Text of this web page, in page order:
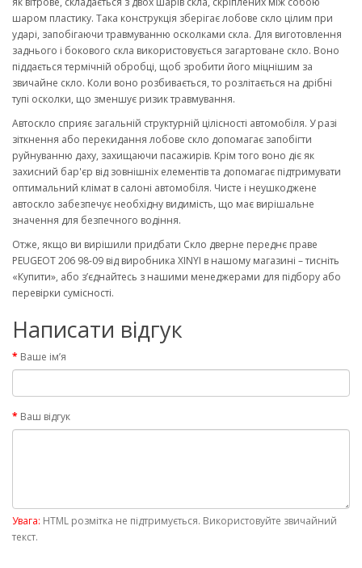
шаром пластику. Така конструкція зберігає лобове скло цілим при
ударі, запобігаючи травмуванню осколками скла. Для виготовлення
заднього і бокового скла використовується загартоване скло. Воно
піддається термічній обробці, щоб зробити його міцнішим за
звичайне скло. Коли воно розбивається, то розлітається на дрібні
тупі осколки, що зменшує ризик травмування.
Автоскло сприяє загальній структурній цілісності автомобіля. У разі
зіткнення або перекидання лобове скло допомагає запобігти
руйнуванню даху, захищаючи пасажирів. Крім того воно діє як
захисний бар'єр від зовнішніх елементів та допомагає підтримувати
оптимальний клімат в салоні автомобіля. Чисте і неушкоджене
автоскло забезпечує необхідну видимість, що має вирішальне
значення для безпечного водіння.
Отже, якщо ви вирішили придбати Скло дверне переднє праве
PEUGEOT 206 98-09 від виробника XINYI в нашому магазині – тисніть
«Купити», або з’єднайтесь з нашими менеджерами для підбору або
перевірки сумісності.
Написати відгук
Ваше ім’я
Ваш відгук
Увага: HTML розмітка не підтримується. Використовуйте звичайний
текст.